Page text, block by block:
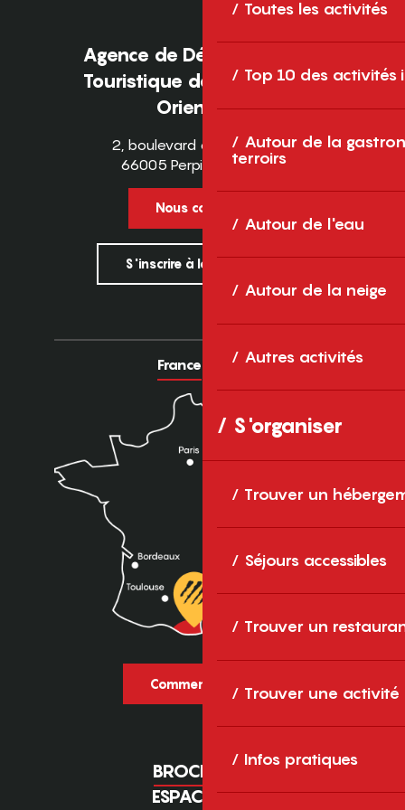
Toutes les activités
Top 10 des activités
Autour de la
terroirs
Autour de l'eau
Autour de la neige
Autres activités
S'organiser
Trouver un
Séjours accessibles
Trouver un
Trouver une activité
Infos pratiques
Agence de Développement
Touristique des Pyrénées-
Orientales
2, boulevard des Pyrénées
66005 Perpignan Cedex
Nous contacter
S'inscrire à la newsletter
France Europe
Comment venir ?
BROCHURES
ESPACE PRO